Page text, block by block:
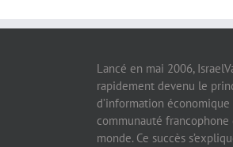
Lancé en mai 2006,
rapidement devenu le
d’information économique
communauté francophone
monde. Ce succès